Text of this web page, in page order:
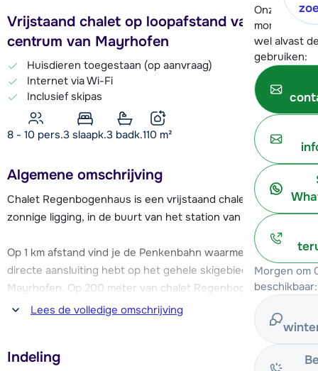
Onze
moment
wel alvast
gebruiken:
Morgen om
beschikbaar:
Vrijstaand chalet op loopafstand van het
centrum van Mayrhofen
Huisdieren toegestaan (op aanvraag)
Internet via Wi-Fi
Inclusief skipas
8 - 10 pers.3 slaapk.3 badk.110 m²
Algemene omschrijving
Chalet Regenbogenhaus is een vrijstaand chalet met
zonnige ligging, in de buurt van het station van Mayrhofen.
Op 1 km afstand vind je de Penkenbahn waarmee je een
directe aansluiting hebt op het gehele skigebied van
Mayrhofen. Op 200 meter van chalet Regenbogenhaus
stopt de gratis skibus.
Op nog geen 100 meter afstand van het chalet is het
dichtstbijzijnde restaurant en op 400 meter is het centrum
Lees de volledige omschrijving
Indeling